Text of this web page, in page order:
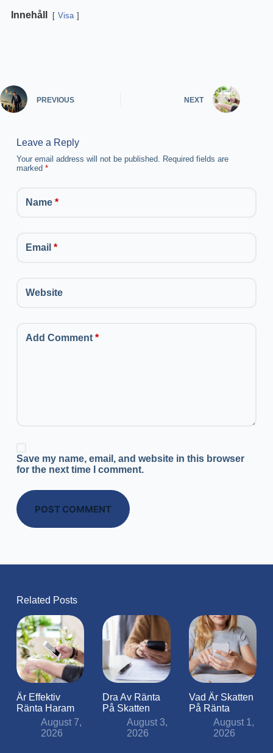
Innehåll Visa
PREVIOUS NEXT
Leave a Reply
Your email address will not be published. Required fields are
marked *
Name*
Email *
Website
Add Comment*
Save my name, email, and website in this browser
for the next time I comment.
POST COMMENT
Related Posts
Är Effektiv
Ränta Haram
August 7,
2026
Dra Av Ränta
På Skatten
August 3,
2026
Vad Är Skatten
På Ränta
August 1,
2026